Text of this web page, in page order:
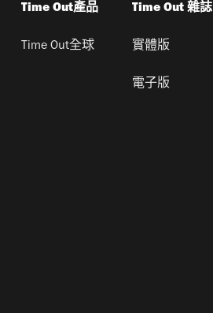
Time Out產品
Time Out全球
Time Out 雜誌
實體版
電子版